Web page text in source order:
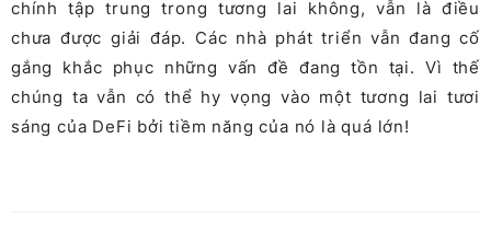
chính tập trung trong tương lai không, vẫn là điều
chưa được giải đáp. Các nhà phát triển vẫn đang cố
gắng khắc phục những vấn đề đang tồn tại. Vì thế
chúng ta vẫn có thể hy vọng vào một tương lai tươi
sáng của DeFi bởi tiềm năng của nó là quá lớn!